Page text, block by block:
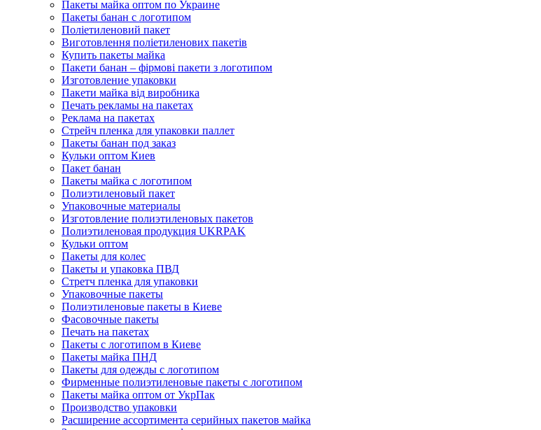
Пакеты майка оптом по Украине
Пакеты банан с логотипом
Поліетиленовий пакет
Виготовлення поліетиленових пакетів
Купить пакеты майка
Пакети банан – фірмові пакети з логотипом
Изготовление упаковки
Пакети майка від виробника
Печать рекламы на пакетах
Реклама на пакетах
Стрейч пленка для упаковки паллет
Пакеты банан под заказ
Кульки оптом Киев
Пакет банан
Пакеты майка с логотипом
Полиэтиленовый пакет
Упаковочные материалы
Изготовление полиэтиленовых пакетов
Полиэтиленовая продукция UKRPAK
Кульки оптом
Пакеты для колес
Пакеты и упаковка ПВД
Стретч пленка для упаковки
Упаковочные пакеты
Полиэтиленовые пакеты в Киеве
Фасовочные пакеты
Печать на пакетах
Пакеты с логотипом в Киеве
Пакеты майка ПНД
Пакеты для одежды с логотипом
Фирменные полиэтиленовые пакеты с логотипом
Пакеты майка оптом от УкрПак
Производство упаковки
Расширение ассортимента серийных пакетов майка